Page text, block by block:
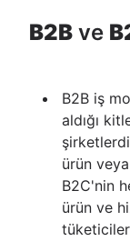
B2B ve
B2B iş
aldığı
ürün
B2C'nin
ürün ve